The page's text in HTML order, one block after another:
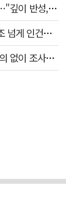
'심판 성접대' 논란 축구협회 결국 사과…"깊이 반성, 쇄신하겠다"
추미애 "국가직 소방인데…경기도가 1조 넘게 인건비 대납"
일본, 독도 해양조사 또 항의…"사전 동의 없이 조사" 주장